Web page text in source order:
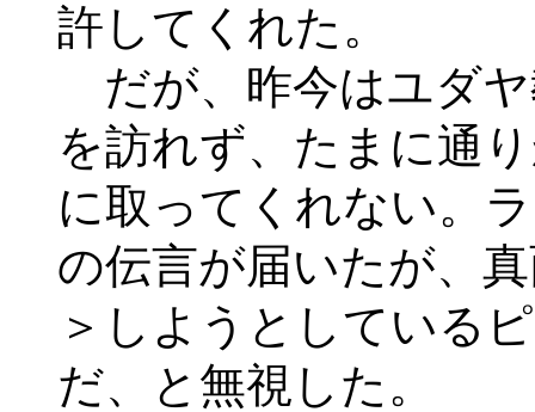
許してくれた。
だが、昨今はユダ
を訪れず、たまに通
に取ってくれない。
の伝言が届いたが、
＞しようとしている
だ、と無視した。